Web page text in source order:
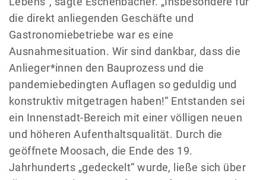
die direkt anliegenden Geschäfte und
Gastronomiebetriebe war es eine
Ausnahmesituation. Wir sind dankbar, dass die
Anlieger*innen den Bauprozess und die
pandemiebedingten Auflagen so geduldig und
konstruktiv mitgetragen haben!“ Entstanden sei
ein Innenstadt-Bereich mit einer völligen neuen
und höheren Aufenthaltsqualität. Durch die
geöffnete Moosach, die Ende des 19.
Jahrhunderts „gedeckelt“ wurde, ließe sich über